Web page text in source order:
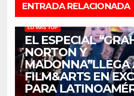
ENTRADA RELACIONADA
LO MÁS TOP
EL ESPECIAL
NORTON Y
MADONNA”LLEGA
FILM&ARTS EN
PARA